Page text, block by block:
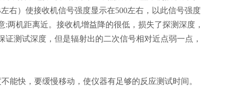
右）使接收机信号强度显示在500左右，以此信号强度
机距离近。接收机增益降的很低，损失了探测深度，
测试深度，但是辐射出的二次信号相对近点弱一点，
能快，要缓慢移动，使仪器有足够的反应测试时间。